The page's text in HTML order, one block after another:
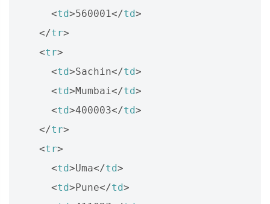
<td>560001 </td>
</tr>
<tr>
<td>Sachin</td>
<td>Mumbai </td>
<td>400003</td>
</tr>
<tr>
<td>Uma</td>
<td>Pune</td>